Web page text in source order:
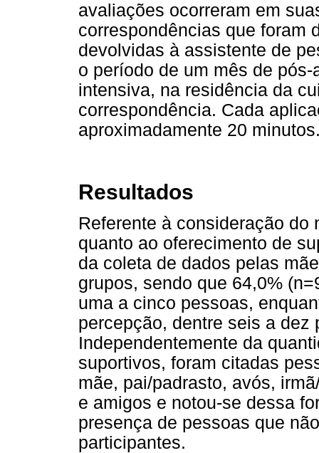
avaliações ocorreram em
correspondências que foram
devolvidas à assistente de
o período de um mês de
intensiva, na residência da
correspondência. Cada
aproximadamente 20
Resultados
Referente à consideração do
quanto ao oferecimento de
da coleta de dados pelas
grupos, sendo que 64,0%
uma a cinco pessoas,
percepção, dentre seis a
Independentemente da
suportivos, foram citadas
mãe, pai/padrasto, avós,
e amigos e notou-se dessa
presença de pessoas que
participantes.